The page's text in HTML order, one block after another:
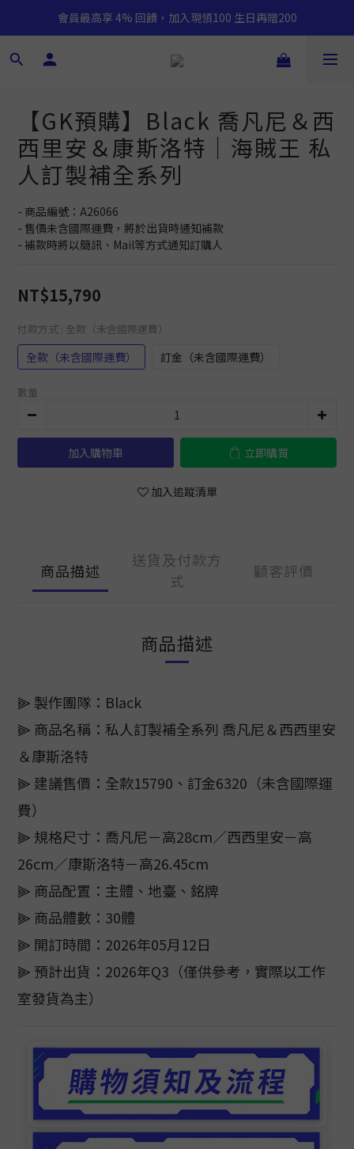
會員最高享 4% 回饋，加入現領100 生日再贈200
【GK預購】Black 喬凡尼＆西
西里安＆康斯洛特｜海賊王 私
人訂製補全系列
- 商品編號：A26066
- 售價未含國際運費，將於出貨時通知補款
- 補款時將以簡訊、Mail等方式通知訂購人
NT$15,790
付款方式 : 全款（未含國際運費）
全款（未含國際運費） 訂金（未含國際運費）
數量
加入購物車 立即購買
加入追蹤清單
商品描述
送貨及付款方
式
顧客評價
商品描述
⫸ 製作團隊：Black
⫸ 商品名稱：私人訂製補全系列 喬凡尼＆西西里安
＆康斯洛特
⫸ 建議售價：全款15790、訂金6320（未含國際運
費）
⫸ 規格尺寸：喬凡尼－高28cm／西西里安－高
26cm／康斯洛特－高26.45cm
⫸ 商品配置：主體、地臺、銘牌
⫸ 商品體數：30體
⫸ 開訂時間：2026年05月12日
⫸ 預計出貨：2026年Q3（僅供參考，實際以工作
室發貨為主）